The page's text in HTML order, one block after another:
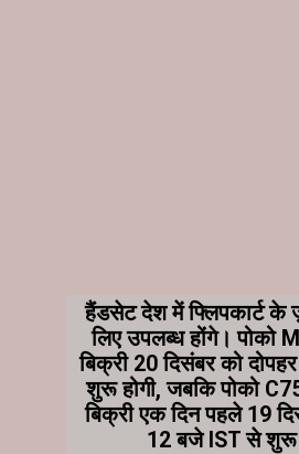
हैंडसेट देश में फ्लिपकार्ट के
लिए उपलब्ध होंगे। पोको
बिक्री 20 दिसंबर को
शुरू होगी, जबकि पोको
बिक्री एक दिन पहले 19
12 बजे IST से शुरू